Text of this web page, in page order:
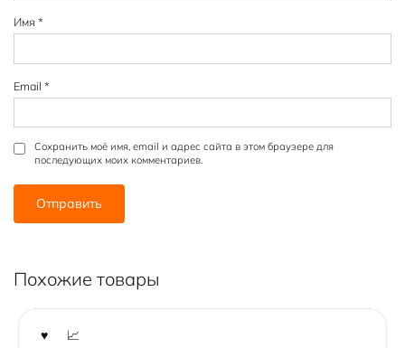
Имя *
Email *
Сохранить моё имя, email и адрес сайта в этом браузере для
последующих моих комментариев.
Похожие товары